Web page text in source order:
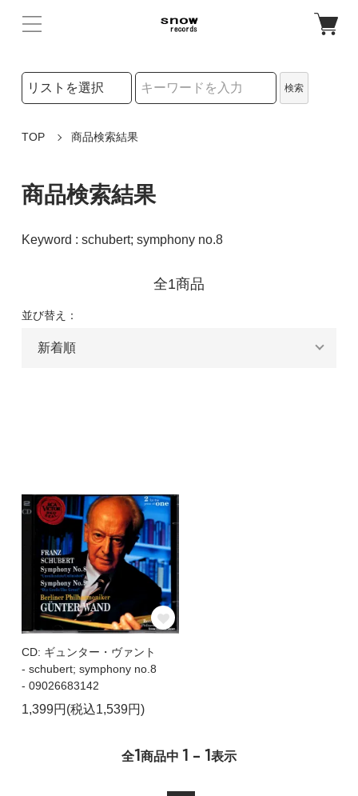
検索リストの選択
検索
TOP 商品検索結果
商品検索結果
Keyword : schubert; symphony no.8
全1商品
並び替え：
CD: ギュンター・ヴァント
- schubert; symphony no.8
- 09026683142
1,399円(税込1,539円)
全1商品中 1 - 1表示